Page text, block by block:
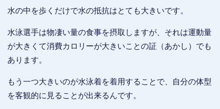
水の中を歩くだけで水の抵抗はとても大きいです。
水泳選手は物凄い量の食事を摂取しますが、それは運動量
が大きくて消費カロリーが大きいことの証（あかし）でも
あります。
もう一つ大きいのが水泳着を着用することで、自分の体型
を客観的に見ることが出来るんです。